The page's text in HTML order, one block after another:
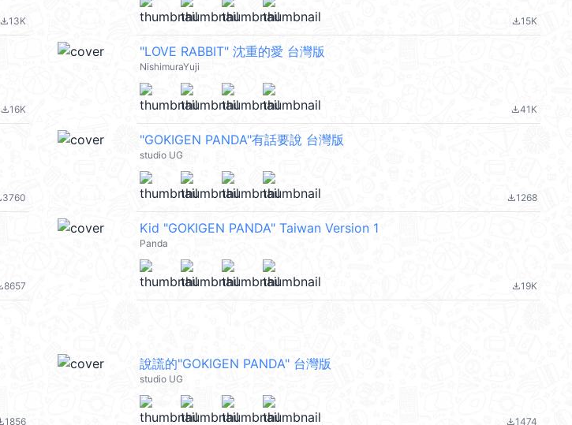
file_download13K file_download15K
file_download16K
"LOVE RABBIT" 沈重的愛 台灣版
NishimuraYuji
file_download41K
3760
"GOKIGEN PANDA"有話要說 台灣版
studio UG
file_download1268
8657
Kid "GOKIGEN PANDA" Taiwan Version 1
Panda
file_download19K
1856
說謊的"GOKIGEN PANDA" 台灣版
studio UG
file_download1474